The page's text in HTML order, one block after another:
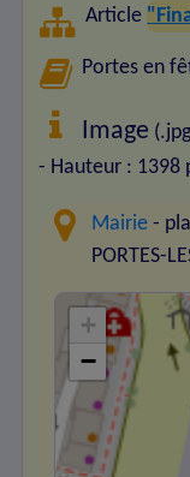
Article
Portes en
Image
- Hauteur : 1398
Mairie -
PORTES-
+
−